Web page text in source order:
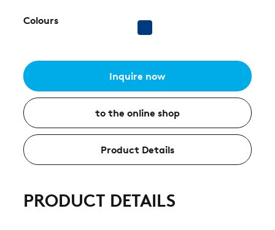
Colours
Inquire now
to the online shop
Product Details
PRODUCT DETAILS